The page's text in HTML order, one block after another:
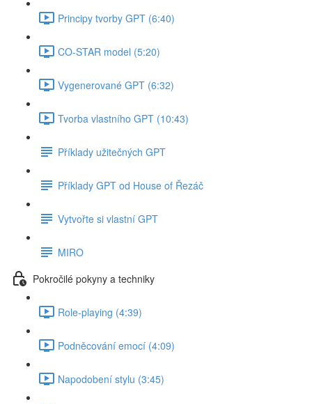
Principy tvorby GPT (6:40)
CO-STAR model (5:20)
Vygenerované GPT (6:32)
Tvorba vlastního GPT (10:43)
Příklady užitečných GPT
Příklady GPT od House of Řezáč
Vytvořte si vlastní GPT
MIRO
Pokročilé pokyny a techniky
Role-playing (4:39)
Podněcování emocí (4:09)
Napodobení stylu (3:45)